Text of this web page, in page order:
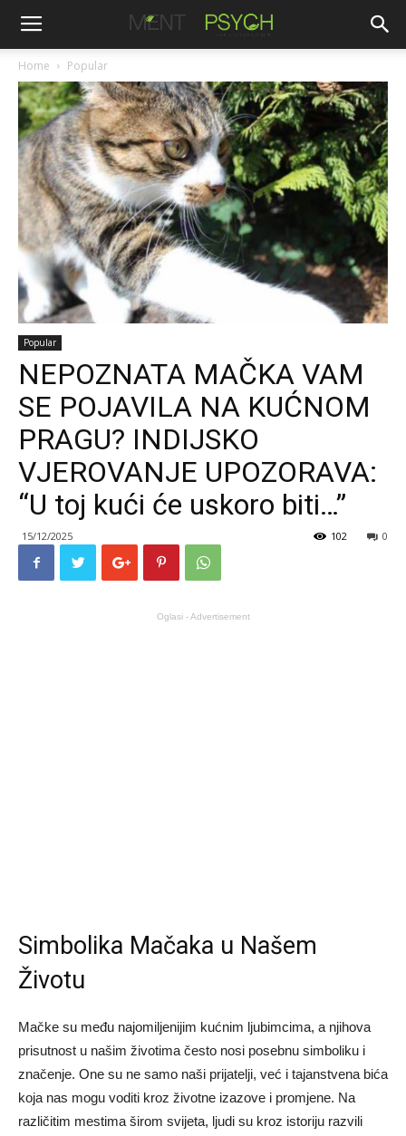
Home Popular
Popular
NEPOZNATA MAČKA VAM
SE POJAVILA NA KUĆNOM
PRAGU? INDIJSKO
VJEROVANJE UPOZORAVA:
“U toj kući će uskoro biti…”
15/12/2025 0
102
Oglasi - Advertisement
Simbolika Mačaka u Našem
Životu
Mačke su među najomiljenijim kućnim ljubimcima, a njihova
prisutnost u našim životima često nosi posebnu simboliku i
značenje. One su ne samo naši prijatelji, već i tajanstvena bića
koja nas mogu voditi kroz životne izazove i promjene. Na
različitim mestima širom svijeta, ljudi su kroz istoriju razvili